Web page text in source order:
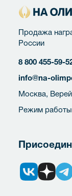
Продажа
России
8 800 455-59-
info@na-
Москва,
Режим